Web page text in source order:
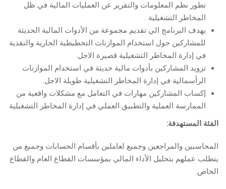
تطور نظم المعلومات والتقرير عن العمليات المالية في ظل
المخاطر التشغيلية .
يهدف البرنامج الي تقديم مجموعة من الأدوات المالية الحديثة
للمشاركين حول استخدام الموازنات التخطيطية الجارية والنقدية
في إدارة المخاطر التشغيلية قصيرة الاجل.
تزويد المشاركين بأدوات مالية حديثة في استخدام الموازنات
الرأسمالية في إدارة المخاطر التشغيلية طويلة الاجل.
إكساب المشاركين مهارات في التعامل مع مشكلات واقعية من
الممارسة العملية والتطبيق العملي في إدارة المخاطر التشغيلية
الفئة المستهدفة:
المحاسبين والمراجعين وجميع لعاملين بأقسام الحسابات وجميع من
يتطلب عملهم بتحليل الأداء المالي بمؤسسات القطاع العام والقطاع
الخاص.